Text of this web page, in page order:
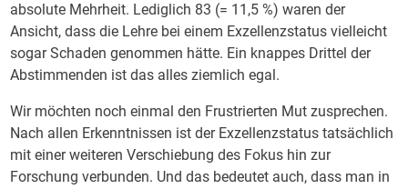
absolute Mehrheit. Lediglich 83 (= 11,5 %) waren der
Ansicht, dass die Lehre bei einem Exzellenzstatus vielleicht
sogar Schaden genommen hätte. Ein knappes Drittel der
Abstimmenden ist das alles ziemlich egal.
Wir möchten noch einmal den Frustrierten Mut zusprechen.
Nach allen Erkenntnissen ist der Exzellenzstatus tatsächlich
mit einer weiteren Verschiebung des Fokus hin zur
Forschung verbunden. Und das bedeutet auch, dass man in